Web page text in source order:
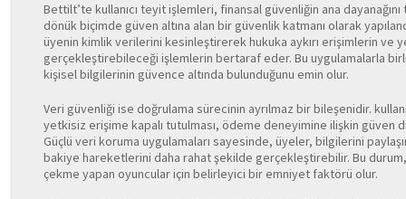
Bettilt’te kullanıcı teyit işlemleri, finansal güvenliğin ana
dönük biçimde güven altına alan bir güvenlik katmanı olarak
üyenin kimlik verilerini kesinleştirerek hukuka aykırı erişimlerin ve
gerçekleştirebileceği işlemlerin bertaraf eder. Bu uygulamalarla
kişisel bilgilerinin güvence altında bulunduğunu emin olur.
Veri güvenliği ise doğrulama sürecinin ayrılmaz bir bileşenidir.
yetkisiz erişime kapalı tutulması, ödeme deneyimine ilişkin güven
Güçlü veri koruma uygulamaları sayesinde, üyeler, bilgilerini
bakiye hareketlerini daha rahat şekilde gerçekleştirebilir. Bu
çekme yapan oyuncular için belirleyici bir emniyet faktörü olur.